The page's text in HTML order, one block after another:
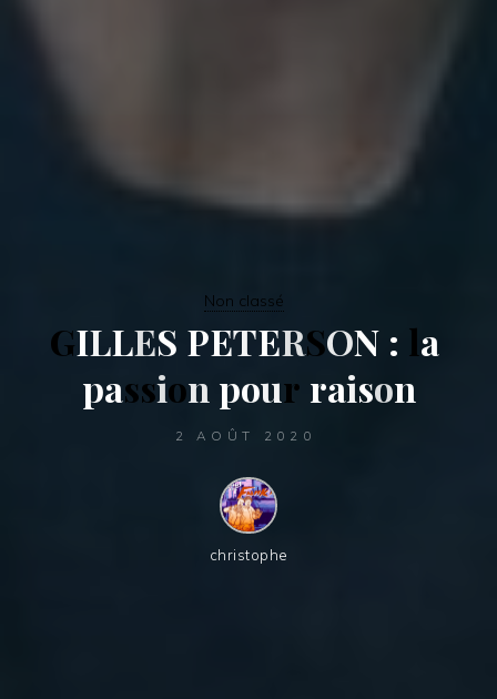
Non classé
GILLES PETERSON : la
passion pour raison
2 AOÛT 2020
christophe